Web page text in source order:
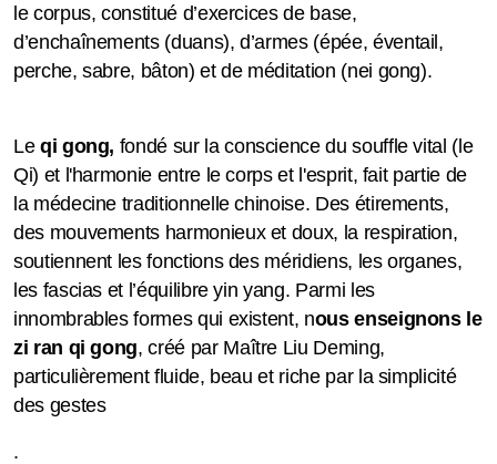
le corpus, constitué d’exercices de base,
d’enchaînements (duans), d’armes (épée, éventail,
perche, sabre, bâton) et de méditation (nei gong).
Le qi gong, fondé sur la conscience du souffle vital (le
Qi) et l'harmonie entre le corps et l'esprit, fait partie de
la médecine traditionnelle chinoise. Des étirements,
des mouvements harmonieux et doux, la respiration,
soutiennent les fonctions des méridiens, les organes,
les fascias et l’équilibre yin yang. Parmi les
innombrables formes qui existent, nous enseignons le
zi ran qi gong, créé par Maître Liu Deming,
particulièrement fluide, beau et riche par la simplicité
des gestes
.